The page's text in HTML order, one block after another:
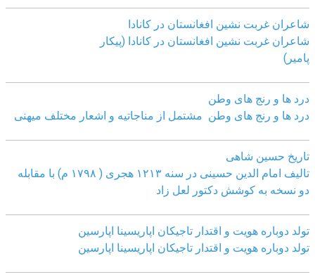
شاعران غربت نشین افغانستان در کانادا
شاعران غربت نشین افغانستان در کانادا (پیکار
پامیر)
درد ها و رنج های وطن
درد ها و رنج های وطن مشتمل از مناجاتیه و اشعار مختلف میهنی
تاریخ حسین شاهی
تالیف امام الدین حسینی در سنه ۱۲۱۳ هجری ( ۱۷۹۸ م) با مقابله
دو نسخه به کوشش دکتور لعل زاد
تولد دوباره هویت و اقتدار تاجیکان اپاریسینا اپارسین
تولد دوباره هویت و اقتدار تاجیکان اپاریسینا اپارسین